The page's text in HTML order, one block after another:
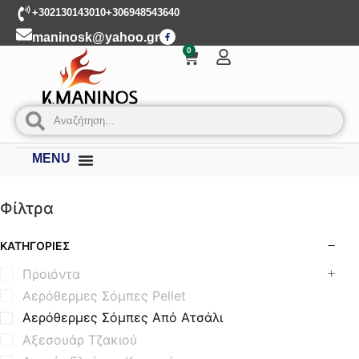
+302130143010+306948543640
maninosk@yahoo.gr
0
MENU
Φίλτρα
ΚΑΤΗΓΟΡΊΕΣ
Προιόντα
Αερόθερμες Σόμπες Pellet
Αερόθερμες Σόμπες Από Ατσάλι
Αξεσουάρ Τζακιού